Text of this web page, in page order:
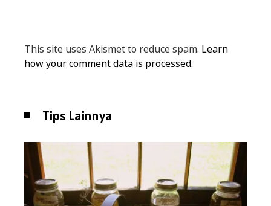
This site uses Akismet to reduce spam. Learn
how your comment data is processed.
Tips Lainnya